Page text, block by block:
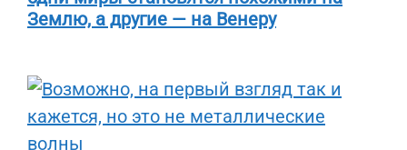
Землю, а другие — на Венеру